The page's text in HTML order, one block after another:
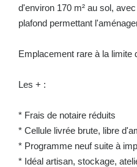
d'environ 170 m² au sol,
plafond permettant
Emplacement rare à la limite
Les + :
* Frais de notaire réduits
* Cellule livrée brute, libre
* Programme neuf suite à
* Idéal artisan, stockage,